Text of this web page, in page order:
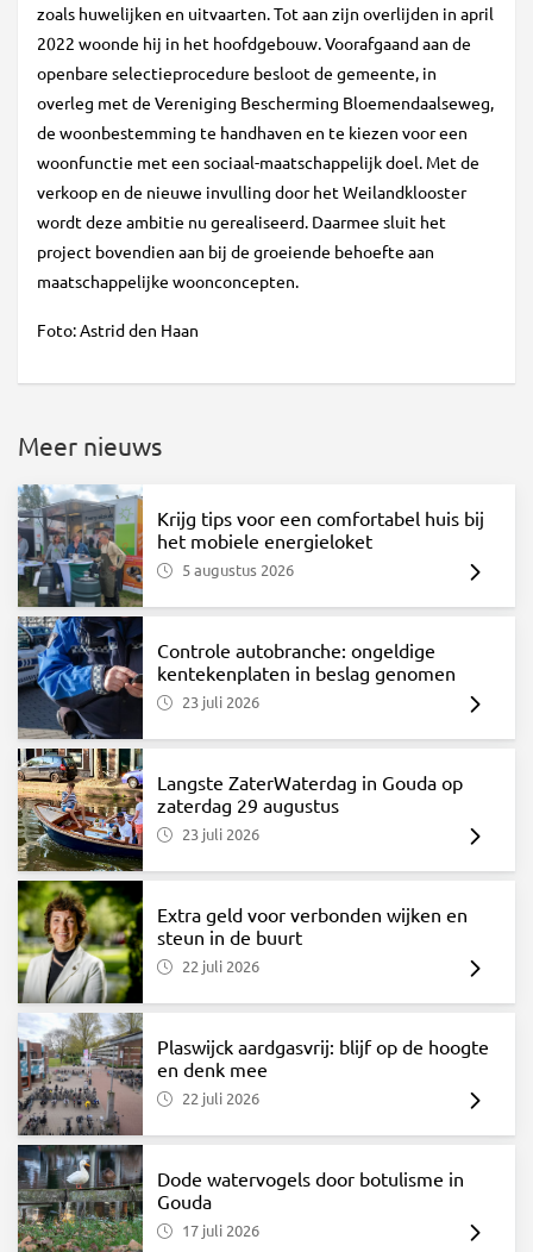
zoals huwelijken en uitvaarten. Tot aan zijn overlijden in april
2022 woonde hij in het hoofdgebouw. Voorafgaand aan de
openbare selectieprocedure besloot de gemeente, in
overleg met de Vereniging Bescherming Bloemendaalseweg,
de woonbestemming te handhaven en te kiezen voor een
woonfunctie met een sociaal-maatschappelijk doel. Met de
verkoop en de nieuwe invulling door het Weilandklooster
wordt deze ambitie nu gerealiseerd. Daarmee sluit het
project bovendien aan bij de groeiende behoefte aan
maatschappelijke woonconcepten.
Foto: Astrid den Haan
Meer nieuws
Krijg tips voor een comfortabel huis bij
het mobiele energieloket
5 augustus 2026
Controle autobranche: ongeldige
kentekenplaten in beslag genomen
23 juli 2026
Langste ZaterWaterdag in Gouda op
zaterdag 29 augustus
23 juli 2026
Extra geld voor verbonden wijken en
steun in de buurt
22 juli 2026
Plaswijck aardgasvrij: blijf op de hoogte
en denk mee
22 juli 2026
Dode watervogels door botulisme in
Gouda
17 juli 2026